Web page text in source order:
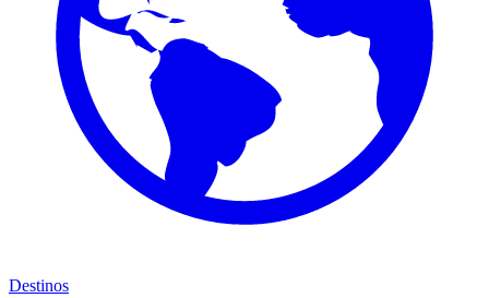
Destinos